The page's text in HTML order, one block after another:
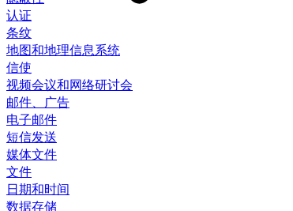
认证
条纹
地图和地理信息系统
信使
视频会议和网络研讨会
邮件、广告
电子邮件
短信发送
媒体文件
文件
日期和时间
数据存储